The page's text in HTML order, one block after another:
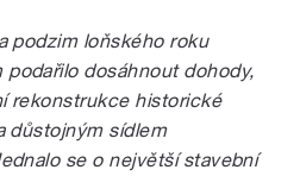
podzim loňského roku
dosáhnout dohody,
rekonstrukce historické
důstojným sídlem
se o největší stavební